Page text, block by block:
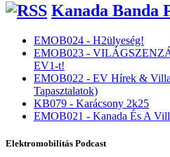
Kanada Banda
EMOB024 - H2ülyeség!
EMOB023 -
EV1-t!
EMOB022 - EV Hírek &
Tapasztalatok)
KB079 - Karácsony 2k25
EMOB021 - Kanada És A
Elektromobilitás Podcast